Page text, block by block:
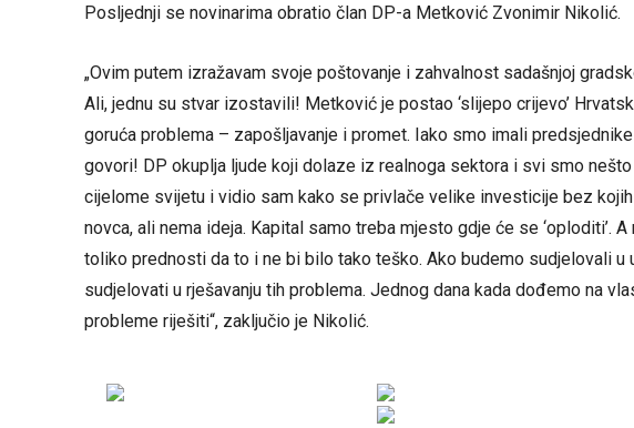
Posljednji se novinarima obratio član DP-a Metković Zvonimir Nikolić.
„Ovim putem izražavam svoje poštovanje i zahvalnost sadašnjoj
Ali, jednu su stvar izostavili! Metković je postao ‘slijepo crijevo’
goruća problema – zapošljavanje i promet. Iako smo imali
govori! DP okuplja ljude koji dolaze iz realnoga sektora i svi smo
cijelome svijetu i vidio sam kako se privlače velike investicije bez
novca, ali nema ideja. Kapital samo treba mjesto gdje će se ‘oploditi’.
toliko prednosti da to i ne bi bilo tako teško. Ako budemo sudjelovali u
sudjelovati u rješavanju tih problema. Jednog dana kada dođemo na
probleme riješiti“, zaključio je Nikolić.